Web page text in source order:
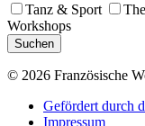
Tanz & Sport
Workshops
Suchen
© 2026 Französische
Gefördert durch
Impressum